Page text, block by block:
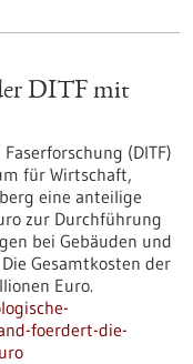
DITF mit
(DITF)
für Wirtschaft,
eine anteilige
zur Durchführung
bei Gebäuden und
Gesamtkosten der
Euro.
foerdert-die-